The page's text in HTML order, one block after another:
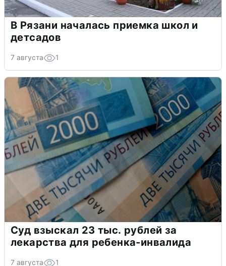
В Рязани началась приемка школ и
детсадов
7 августа 1
Суд взыскал 23 тыс. рублей за
лекарства для ребенка-инвалида
7 августа 1